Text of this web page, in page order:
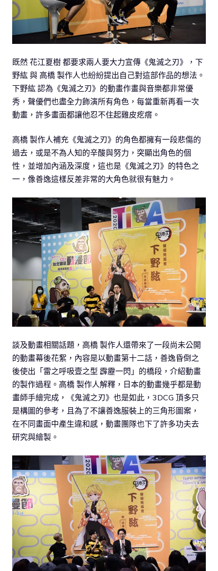
既然 花江夏樹 都要求兩人要大力宣傳《鬼滅之刃》，下
野紘 與 高橋 製作人也紛紛提出自己對這部作品的想法。
下野紘 認為《鬼滅之刃》的動畫作畫與音樂都非常優
秀，聲優們也盡全力飾演所有角色，每當重新再看一次
動畫，許多畫面都讓他忍不住起雞皮疙瘩。
高橋 製作人補充《鬼滅之刃》的角色都擁有一段悲傷的
過去，或是不為人知的辛酸與努力，突顯出角色的個
性，並增加內涵及深度，這也是《鬼滅之刃》的特色之
一，像善逸這樣反差非常的大角色就很有魅力。
談及動畫相關話題，高橋 製作人還帶來了一段尚未公開
的動畫幕後花絮，內容是以動畫第十二話，善逸昏倒之
後使出「雷之呼吸壹之型 霹靂一閃」的橋段，介紹動畫
的製作過程。高橋 製作人解釋，日本的動畫幾乎都是動
畫師手繪完成，《鬼滅之刃》也是如此，3DCG 頂多只
是構圖的參考，且為了不讓善逸服裝上的三角形圖案，
在不同畫面中產生違和感，動畫團隊也下了許多功夫去
研究與繪製。